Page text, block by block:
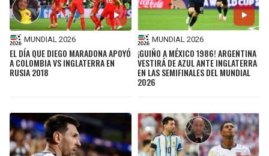
MUNDIAL 2026
EL DÍA QUE DIEGO MARADONA APOYÓ
A COLOMBIA VS INGLATERRA EN
RUSIA 2018
MUNDIAL 2026
¡GUIÑO A MÉXICO 1986! ARGENTINA
VESTIRÁ DE AZUL ANTE INGLATERRA
EN LAS SEMIFINALES DEL MUNDIAL
2026